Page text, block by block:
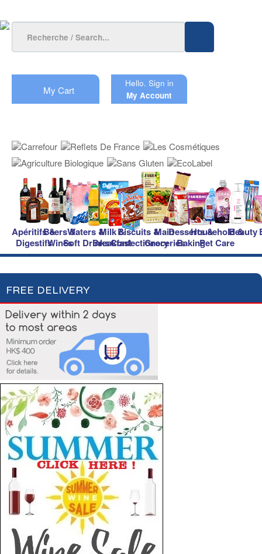
My Cart
Hello. Sign in
My Account
Apéritifs &
Digestifs
Beers &
Wines
Waters &
Soft Drinks
Milk &
Breakfast
Biscuits &
Confectionery
Main
Groceries
Desserts &
Baking
Household &
Pet Care
Beauty
FREE DELIVERY